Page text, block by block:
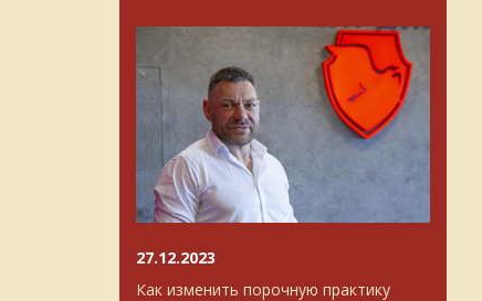
Как изменить порочную практику
27.12.2023